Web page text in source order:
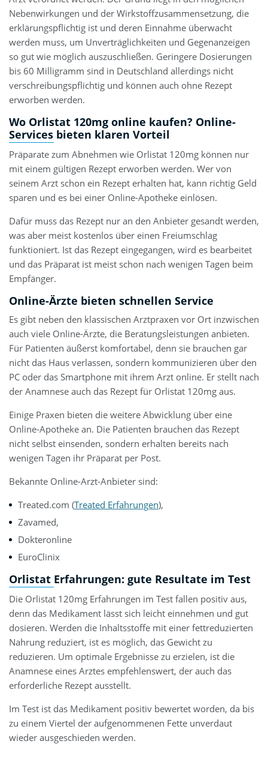
Nebenwirkungen und der Wirkstoffzusammensetzung, die
erklärungspflichtig ist und deren Einnahme überwacht
werden muss, um Unverträglichkeiten und Gegenanzeigen
so gut wie möglich auszuschließen. Geringere Dosierungen
bis 60 Milligramm sind in Deutschland allerdings nicht
verschreibungspflichtig und können auch ohne Rezept
erworben werden.
Wo Orlistat 120mg online kaufen? Online-
Services bieten klaren Vorteil
Präparate zum Abnehmen wie Orlistat 120mg können nur
mit einem gültigen Rezept erworben werden. Wer von
seinem Arzt schon ein Rezept erhalten hat, kann richtig Geld
sparen und es bei einer Online-Apotheke einlösen.
Dafür muss das Rezept nur an den Anbieter gesandt werden,
was aber meist kostenlos über einen Freiumschlag
funktioniert. Ist das Rezept eingegangen, wird es bearbeitet
und das Präparat ist meist schon nach wenigen Tagen beim
Empfänger.
Online-Ärzte bieten schnellen Service
Es gibt neben den klassischen Arztpraxen vor Ort inzwischen
auch viele Online-Ärzte, die Beratungsleistungen anbieten.
Für Patienten äußerst komfortabel, denn sie brauchen gar
nicht das Haus verlassen, sondern kommunizieren über den
PC oder das Smartphone mit ihrem Arzt online. Er stellt nach
der Anamnese auch das Rezept für Orlistat 120mg aus.
Einige Praxen bieten die weitere Abwicklung über eine
Online-Apotheke an. Die Patienten brauchen das Rezept
nicht selbst einsenden, sondern erhalten bereits nach
wenigen Tagen ihr Präparat per Post.
Bekannte Online-Arzt-Anbieter sind:
Treated.com (Treated Erfahrungen),
Zavamed,
Dokteronline
EuroClinix
Orlistat Erfahrungen: gute Resultate im Test
Die Orlistat 120mg Erfahrungen im Test fallen positiv aus,
denn das Medikament lässt sich leicht einnehmen und gut
dosieren. Werden die Inhaltsstoffe mit einer fettreduzierten
Nahrung reduziert, ist es möglich, das Gewicht zu
reduzieren. Um optimale Ergebnisse zu erzielen, ist die
Anamnese eines Arztes empfehlenswert, der auch das
erforderliche Rezept ausstellt.
Im Test ist das Medikament positiv bewertet worden, da bis
zu einem Viertel der aufgenommenen Fette unverdaut
wieder ausgeschieden werden.